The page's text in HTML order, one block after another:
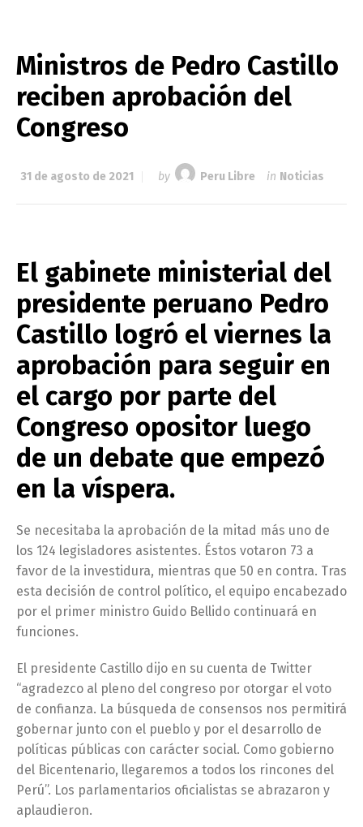
Ministros de Pedro Castillo
reciben aprobación del
Congreso
31 de agosto de 2021 by Peru Libre in Noticias
El gabinete ministerial del
presidente peruano Pedro
Castillo logró el viernes la
aprobación para seguir en
el cargo por parte del
Congreso opositor luego
de un debate que empezó
en la víspera.
Se necesitaba la aprobación de la mitad más uno de
los 124 legisladores asistentes. Éstos votaron 73 a
favor de la investidura, mientras que 50 en contra. Tras
esta decisión de control político, el equipo encabezado
por el primer ministro Guido Bellido continuará en
funciones.
El presidente Castillo dijo en su cuenta de Twitter
“agradezco al pleno del congreso por otorgar el voto
de confianza. La búsqueda de consensos nos permitirá
gobernar junto con el pueblo y por el desarrollo de
políticas públicas con carácter social. Como gobierno
del Bicentenario, llegaremos a todos los rincones del
Perú”. Los parlamentarios oficialistas se abrazaron y
aplaudieron.